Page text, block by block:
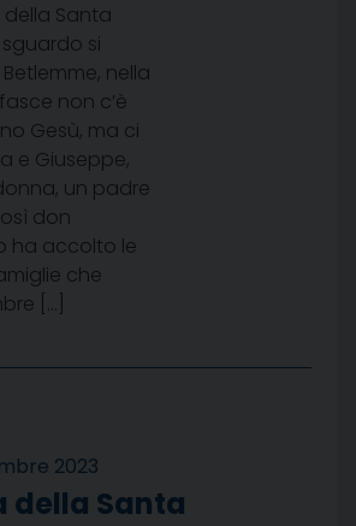
Santa
si
nella
non c’è
Gesù, ma ci
e Giuseppe,
un padre
don
ha accolto le
che
[…]
2023
della Santa